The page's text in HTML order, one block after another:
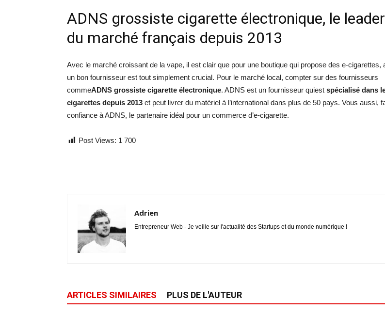
ADNS grossiste cigarette électronique, le leader
du marché français depuis 2013
Avec le marché croissant de la vape, il est clair que pour une boutique qui propose des e-cigarettes,
un bon fournisseur est tout simplement crucial. Pour le marché local, compter sur des fournisseurs
commeADNS grossiste cigarette électronique. ADNS est un fournisseur quiest spécialisé dans
cigarettes depuis 2013 et peut livrer du matériel à l’international dans plus de 50 pays. Vous aussi,
confiance à ADNS, le partenaire idéal pour un commerce d’e-cigarette.
Post Views: 1 700
Adrien
Entrepreneur Web - Je veille sur l'actualité des Startups et du monde numérique !
ARTICLES SIMILAIRES PLUS DE L'AUTEUR